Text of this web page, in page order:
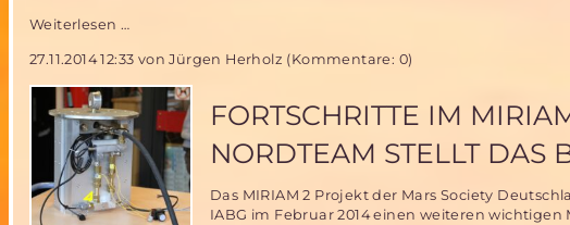
Weiterlesen …
5
Nachfolge
Dilemma
27.11.2014 12:33 von Jürgen Herholz (Kommentare: 0)
FORTSCHRITTE IM
NORDTEAM STELLT DAS
Das MIRIAM 2 Projekt der Mars Society
IABG im Februar 2014 einen weiteren